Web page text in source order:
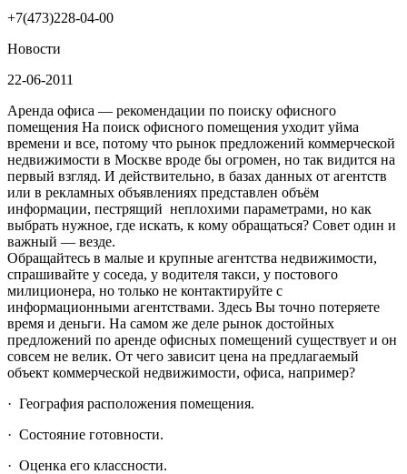
+7(473)228-04-00
Новости
22-06-2011
Аренда офиса — рекомендации по поиску офисного
помещения На поиск офисного помещения уходит уйма
времени и все, потому что рынок предложений коммерческой
недвижимости в Москве вроде бы огромен, но так видится на
первый взгляд. И действительно, в базах данных от агентств
или в рекламных объявлениях представлен объём
информации, пестрящий неплохими параметрами, но как
выбрать нужное, где искать, к кому обращаться? Совет один и
важный — везде.
Обращайтесь в малые и крупные агентства недвижимости,
спрашивайте у соседа, у водителя такси, у постового
милиционера, но только не контактируйте с
информационными агентствами. Здесь Вы точно потеряете
время и деньги. На самом же деле рынок достойных
предложений по аренде офисных помещений существует и он
совсем не велик. От чего зависит цена на предлагаемый
объект коммерческой недвижимости, офиса, например?
· География расположения помещения.
· Состояние готовности.
· Оценка его классности.